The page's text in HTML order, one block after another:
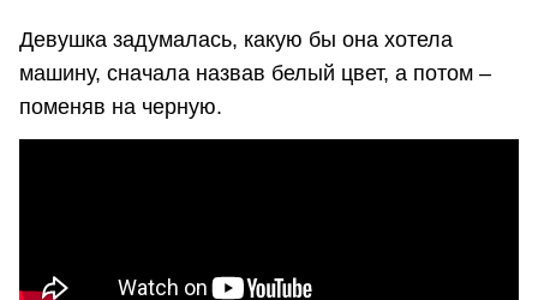
Девушка задумалась, какую бы она хотела
машину, сначала назвав белый цвет, а потом –
поменяв на черную.